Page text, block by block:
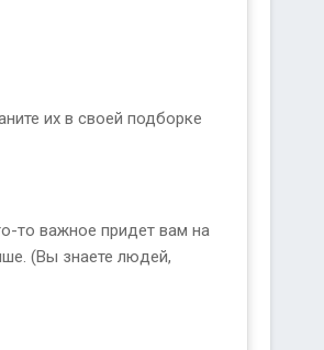
их в своей подборке
то важное придет вам на
(Вы знаете людей,